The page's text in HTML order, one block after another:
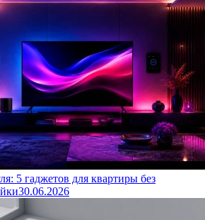
5 гаджетов для квартиры без
30.06.2026